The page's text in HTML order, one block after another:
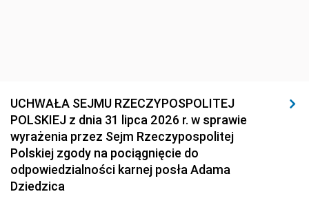
UCHWAŁA SEJMU RZECZYPOSPOLITEJ
POLSKIEJ z dnia 31 lipca 2026 r. w sprawie
wyrażenia przez Sejm Rzeczypospolitej
Polskiej zgody na pociągnięcie do
odpowiedzialności karnej posła Adama
Dziedzica